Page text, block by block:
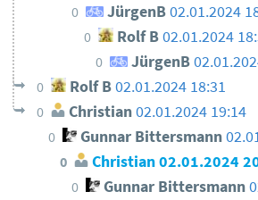
0 JürgenB02.01.2024
0 Rolf B02.01.2024
0 JürgenB
0 Rolf B02.01.2024 18:31
0 Christian 02.01.2024 19:14
0 Gunnar Bittersmann
0 Christian02.01.2024
0 Gunnar Bittersmann